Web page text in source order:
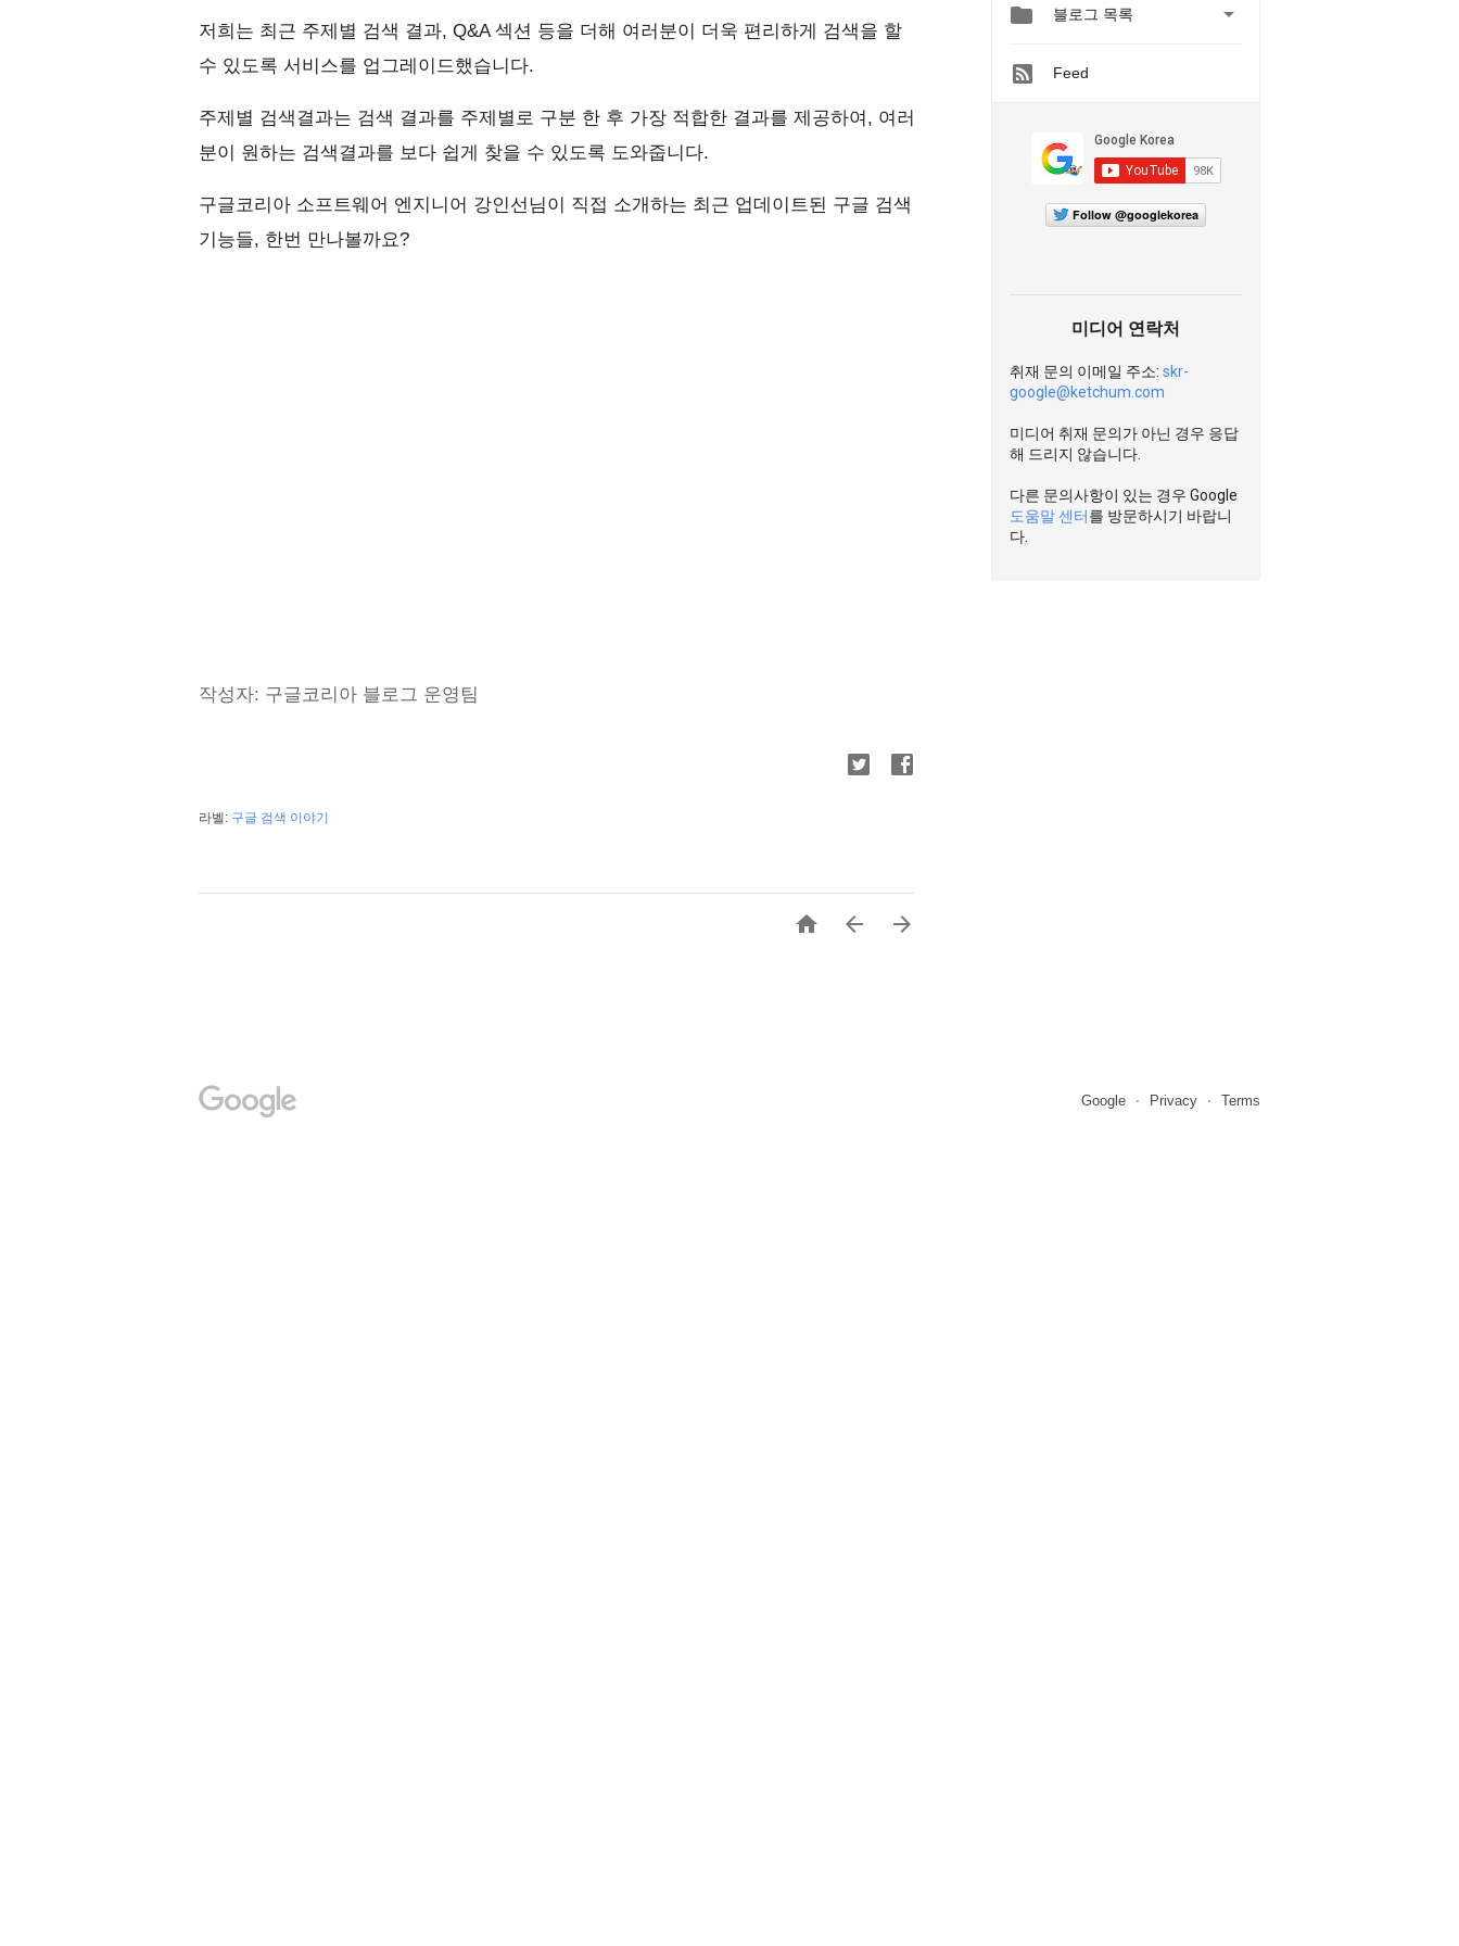
저희는 최근 주제별 검색 결과, Q&A 섹션 등을 더해 여러분이 더욱 편리하게 검색을 할
수 있도록 서비스를 업그레이드했습니다.
주제별 검색결과는 검색 결과를 주제별로 구분 한 후 가장 적합한 결과를 제공하여, 여러
분이 원하는 검색결과를 보다 쉽게 찾을 수 있도록 도와줍니다.
구글코리아 소프트웨어 엔지니어 강인선님이 직접 소개하는 최근 업데이트된 구글 검색
기능들, 한번 만나볼까요?
작성자: 구글코리아 블로그 운영팀
라벨: 구글 검색 이야기
  
 블로그 목록 
Feed
Follow @googlekorea
미디어 연락처
취재 문의 이메일 주소: skr-
google@ketchum.com
미디어 취재 문의가 아닌 경우 응답
해 드리지 않습니다.
다른 문의사항이 있는 경우 Google
도움말 센터를 방문하시기 바랍니
다.
Google Privacy Terms